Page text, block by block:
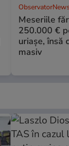
Meseriile
250.000 €
uriașe, însă
masiv